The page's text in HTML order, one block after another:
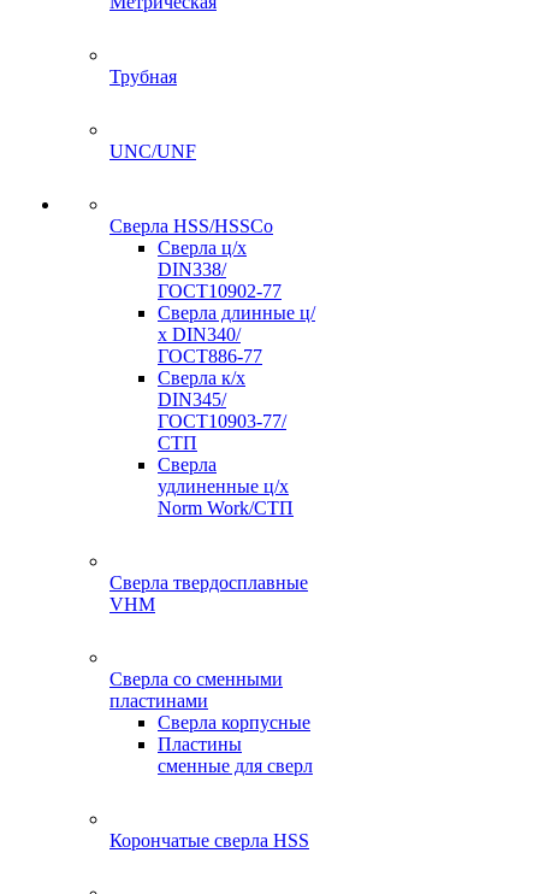
Трубная
UNC/UNF
Сверла HSS/HSSCo
Сверла ц/х
DIN338/
ГОСТ10902-77
Сверла длинные ц/
х DIN340/
ГОСТ886-77
Сверла к/х
DIN345/
ГОСТ10903-77/
СТП
Сверла
удлиненные ц/х
Norm Work/СТП
Сверла твердосплавные
VHM
Сверла со сменными
пластинами
Сверла корпусные
Пластины
сменные для сверл
Корончатые сверла HSS